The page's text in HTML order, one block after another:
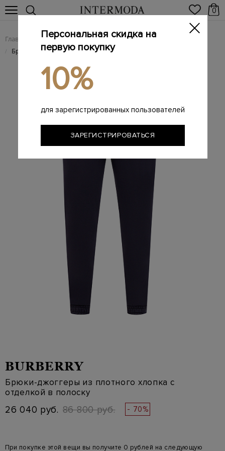
0
Главная Мужчинам / Одежда / Спортивная одежда
/ Брюки-джоггеры из плотного хлопка с отделкой в полоску
BURBERRY
Брюки-джоггеры из плотного хлопка с
отделкой в полоску
26 040 руб. 86 800 руб. - 70%
При покупке этой вещи вы получите 0 рублей на следующую
Персональная скидка на
первую покупку
10%
для зарегистрированных пользователей
ЗАРЕГИСТРИРОВАТЬСЯ